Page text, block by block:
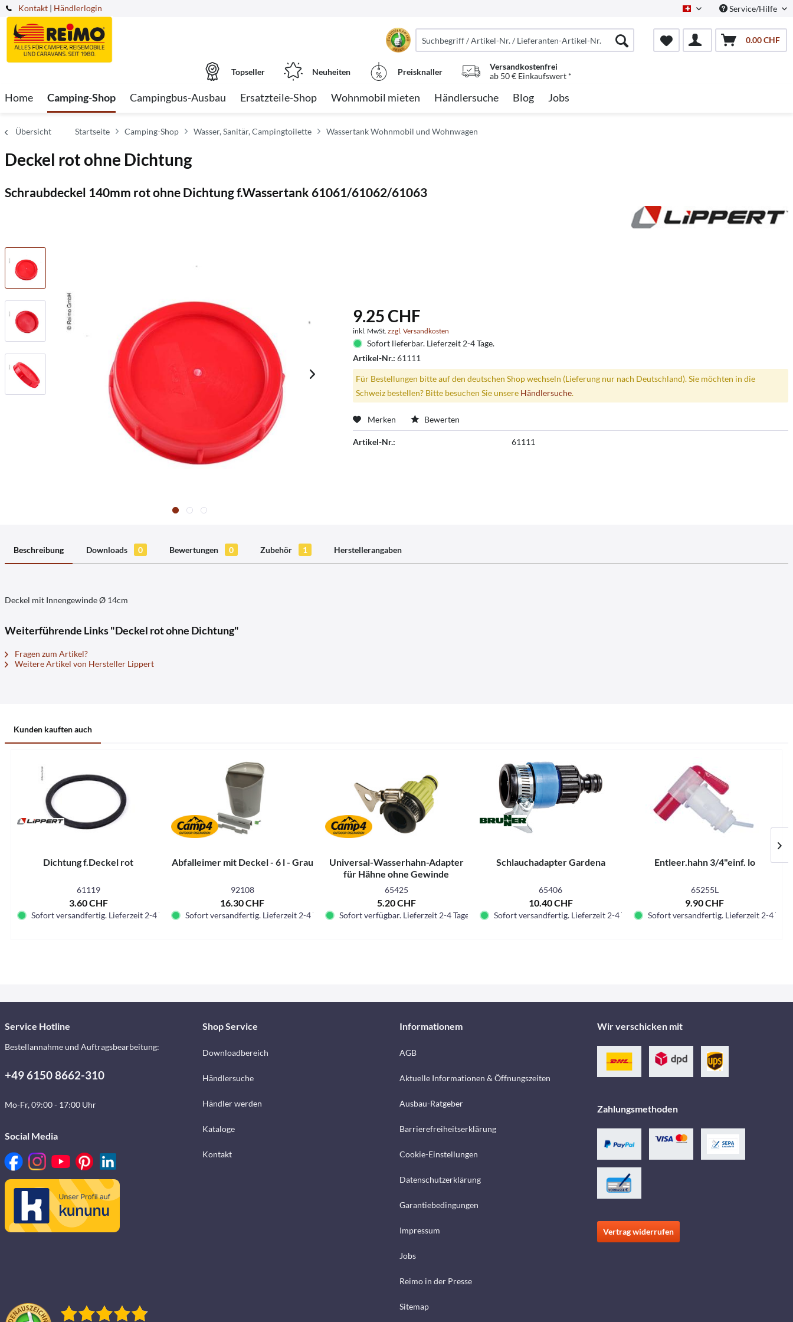
Kontakt Schweiz/DeutschService/Hilfe
| Händlerlogin
0.00 CHF
Topseller Neuheiten Preisknaller
Versandkostenfrei
ab 50 € Einkaufswert *
Home Camping-Shop Campingbus-Ausbau Ersatzteile-Shop Wohnmobil mieten Händlersuche Blog Jobs
Übersicht Startseite Camping-Shop Wasser, Sanitär, Campingtoilette Wassertank Wohnmobil und Wohnwagen
Deckel rot ohne Dichtung
Schraubdeckel 140mm rot ohne Dichtung f.Wassertank 61061/61062/61063
9.25 CHF
inkl. MwSt.zzgl. Versandkosten
Sofort lieferbar. Lieferzeit 2-4 Tage.
Artikel-Nr.:61111
Für Bestellungen bitte auf den deutschen Shop wechseln (Lieferung nur nach Deutschland). Sie möchten in die
Schweiz bestellen? Bitte besuchen Sie unsere Händlersuche.
Merken Bewerten
Artikel-Nr.: 61111
Beschreibung Downloads 0 Bewertungen 0 Zubehör 1 Herstellerangaben
Deckel mit Innengewinde Ø 14cm
Weiterführende Links "Deckel rot ohne Dichtung"
Fragen zum Artikel?
Weitere Artikel von Hersteller Lippert
Kunden kauften auch
Dichtung f.Deckel rot
61119
3.60 CHF
Sofort versandfertig. Lieferzeit 2-4 Tage.
Abfalleimer mit Deckel - 6 l - Grau
92108
16.30 CHF
Sofort versandfertig. Lieferzeit 2-4 Tage.
Universal-Wasserhahn-Adapter
für Hähne ohne Gewinde
65425
5.20 CHF
Sofort verfügbar. Lieferzeit 2-4 Tage.
Schlauchadapter Gardena
65406
10.40 CHF
Sofort versandfertig. Lieferzeit 2-4 Tage.
Entleer.hahn 3/4"einf. lo
65255L
9.90 CHF
Sofort versandfertig. Lieferzeit 2-4 Tage.
Service Hotline
Bestellannahme und Auftragsbearbeitung:
+49 6150 8662-310
Mo-Fr, 09:00 - 17:00 Uhr
Social Media
Shop Service
Downloadbereich
Händlersuche
Händler werden
Kataloge
Kontakt
Informationem
AGB
Aktuelle Informationen & Öffnungszeiten
Ausbau-Ratgeber
Barrierefreiheitserklärung
Cookie-Einstellungen
Datenschutzerklärung
Garantiebedingungen
Impressum
Jobs
Reimo in der Presse
Sitemap
Wir verschicken mit
Zahlungsmethoden
Vertrag widerrufen